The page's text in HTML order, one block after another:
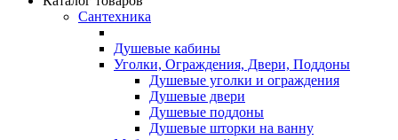
Сантехника
Душевые кабины
Уголки, Ограждения, Двери, Поддоны
Душевые уголки и ограждения
Душевые двери
Душевые поддоны
Душевые шторки на ванну